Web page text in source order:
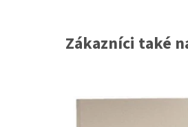
Zákazníci také